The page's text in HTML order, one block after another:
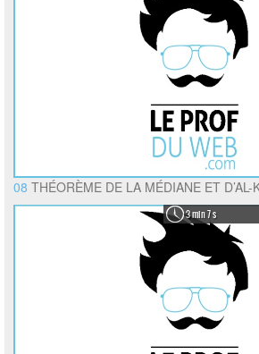
08 THÉORÈME DE LA MÉDIANE ET
3 min 7 s